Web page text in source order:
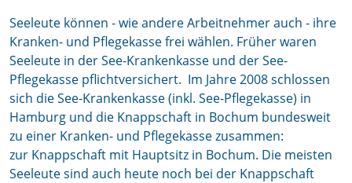
Seeleute können - wie andere Arbeitnehmer auch - ihre
Kranken- und Pflegekasse frei wählen. Früher waren
Seeleute in der See-Krankenkasse und der See-
Pflegekasse pflichtversichert. Im Jahre 2008 schlossen
sich die See-Krankenkasse (inkl. See-Pflegekasse) in
Hamburg und die Knappschaft in Bochum bundesweit
zu einer Kranken- und Pflegekasse zusammen:
zur Knappschaft mit Hauptsitz in Bochum. Die meisten
Seeleute sind auch heute noch bei der Knappschaft